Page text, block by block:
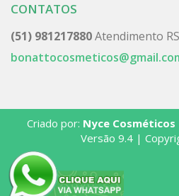
CONTATOS
(51) 981217880Atendimento RS
Criado por: Nyce Cosméticos
Versão 9.4 |